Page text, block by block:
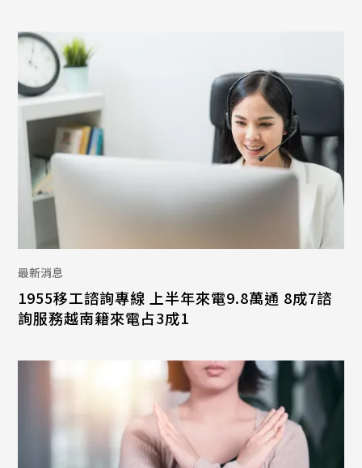
最新消息
1955移工諮詢專線 上半年來電9.8萬通 8成7諮
詢服務越南籍來電占3成1